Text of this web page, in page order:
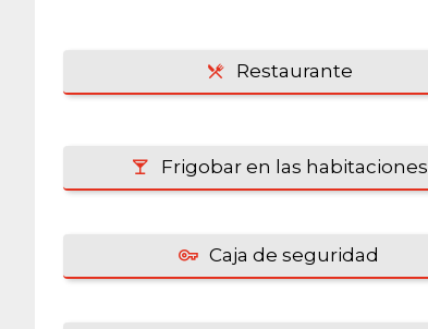
Restaurante
Frigobar en las habitaciones
Caja de seguridad